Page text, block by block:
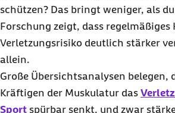
schützen? Das bringt weniger, als
Forschung zeigt, dass
Verletzungsrisiko deutlich stärker
allein.
Große Übersichtsanalysen belegen,
Kräftigen der Muskulatur das
Sport spürbar senkt, und zwar